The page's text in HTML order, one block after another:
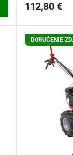
112,80 €
DORUČENIE